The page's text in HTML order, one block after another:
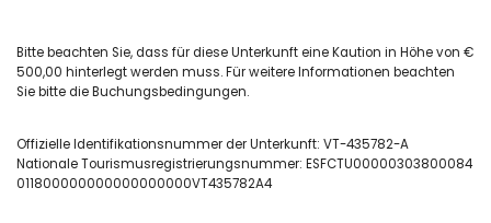
nierenförmiger Gemeinschaftspool
gemeinschaftlicher Garten mit Rasen und Bäumen
2 überdachte Terrassen
privater überdachter Parkplatz
Dachterrasse
Bitte beachten Sie, dass für diese Unterkunft eine Kaution in Höhe von €
500,00 hinterlegt werden muss. Für weitere Informationen beachten
Sie bitte die Buchungsbedingungen.
Offizielle Identifikationsnummer der Unterkunft: VT-435782-A
Nationale Tourismusregistrierungsnummer: ESFCTU00000303800084
011800000000000000000VT435782A4